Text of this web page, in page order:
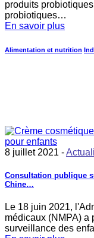
produits
probiotiques…
En savoir plus
Alimentation et nutrition
8 juillet 2021 -
Consultation publique
Chine…
Le 18 juin 2021,
médicaux (NMPA) a
surveillance des